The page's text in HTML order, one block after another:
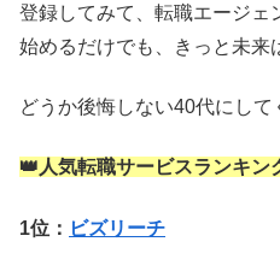
登録してみて、転職エージェ
始めるだけでも、きっと未来
どうか後悔しない40代にして
👑人気転職サービスランキン
1位： ビズリーチ